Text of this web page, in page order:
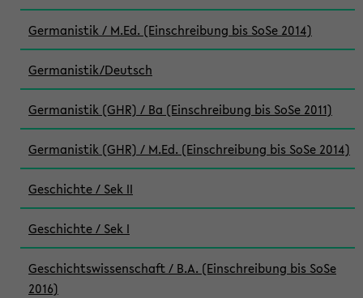
Germanistik / M.Ed. (Einschreibung bis SoSe 2014)
Germanistik/Deutsch
Germanistik (GHR) / Ba (Einschreibung bis SoSe 2011)
Germanistik (GHR) / M.Ed. (Einschreibung bis SoSe 2014)
Geschichte / Sek II
Geschichte / Sek I
Geschichtswissenschaft / B.A. (Einschreibung bis SoSe
2016)